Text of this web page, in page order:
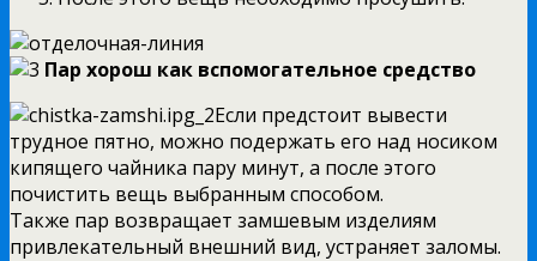
Пар хорош как вспомогательное средство
Если предстоит вывести
трудное пятно, можно подержать его над носиком
кипящего чайника пару минут, а после этого
почистить вещь выбранным способом.
Также пар возвращает замшевым изделиям
привлекательный внешний вид, устраняет заломы.